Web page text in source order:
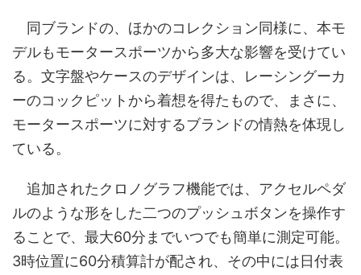
同ブランドの、ほかのコレクション同様に、本モ
デルもモータースポーツから多大な影響を受けてい
る。文字盤やケースのデザインは、レーシングーカ
ーのコックピットから着想を得たもので、まさに、
モータースポーツに対するブランドの情熱を体現し
ている。
追加されたクロノグラフ機能では、アクセルペダ
ルのような形をした二つのプッシュボタンを操作す
ることで、最大60分までいつでも簡単に測定可能。
3時位置に60分積算計が配され、その中には日付表